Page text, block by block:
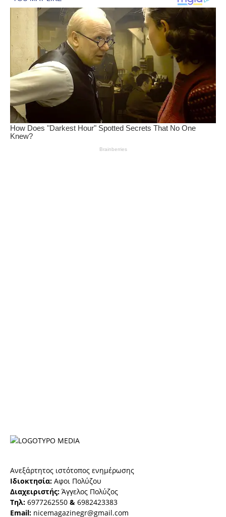
Ανεξάρτητος ιστότοπος ενημέρωσης
Ιδιοκτησία: Αφοι Πολύζου
Διαχειριστής: Άγγελος Πολύζος
Τηλ: 6977262550 & 6982423383
Email: nicemagazinegr@gmail.com